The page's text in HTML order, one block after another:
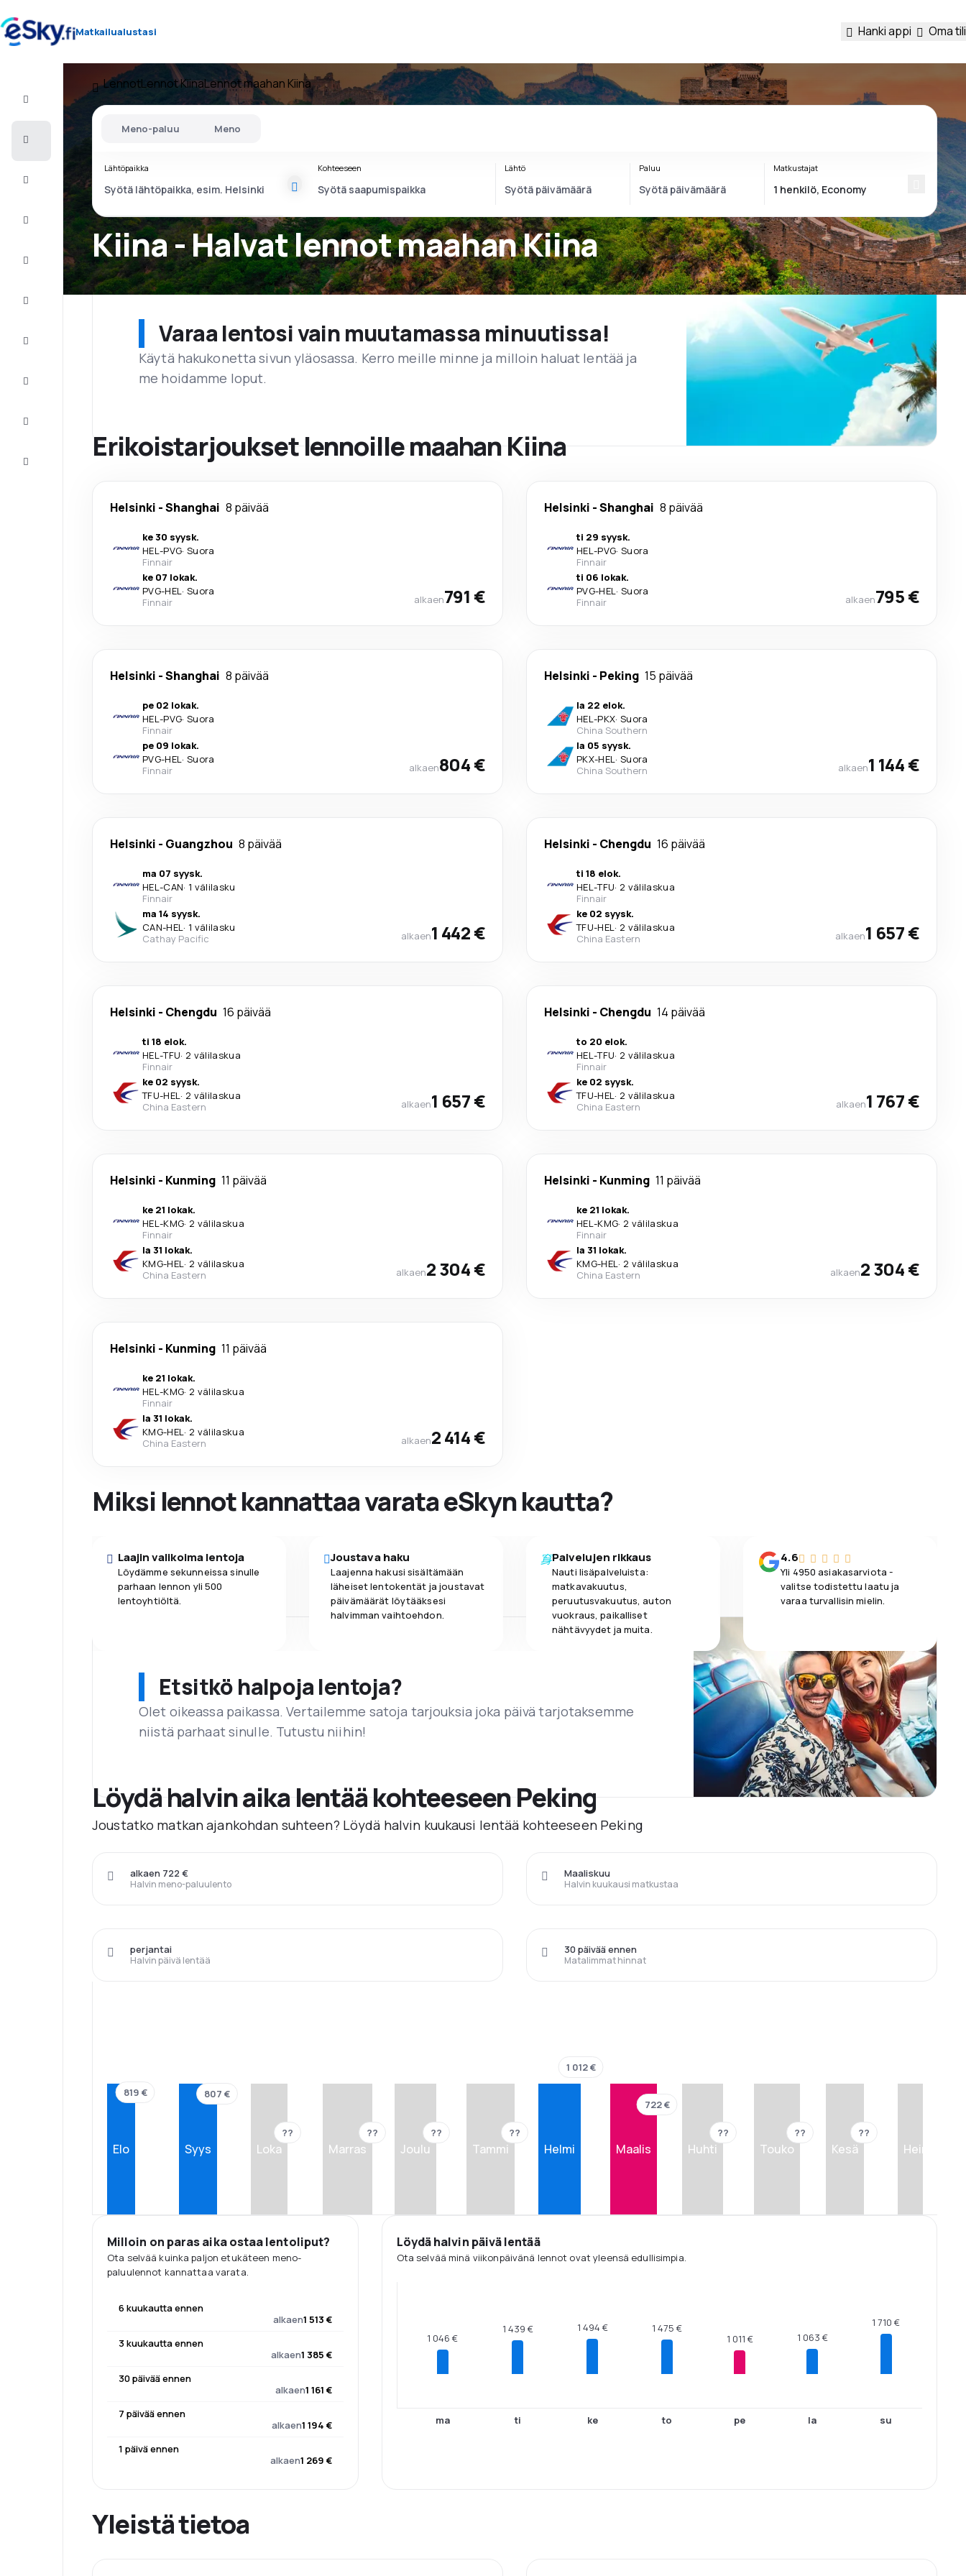
Matkailualustasi Hanki appi Oma tili
Lento+Hotelli
Lomamatkat
Äkkilähdöt
Kaupunkilomat
LennotLennot KiinaLennot maahan Kiina
Kiina - Halvat lennot maahan Kiina
Meno-paluu Meno
Lähtöpaikka Kohteeseen Lähtö Paluu Matkustajat
Varaa lentosi vain muutamassa minuutissa!
Käytä hakukonetta sivun yläosassa. Kerro meille minne ja milloin haluat lentää ja
me hoidamme loput.
Erikoistarjoukset lennoille maahan Kiina
Helsinki -Shanghai 8 päivää
ke 30 syysk.
HEL-PVG· Suora
Finnair
ke 07 lokak.
PVG-HEL· Suora
Finnair
alkaen791 €
Helsinki -Shanghai 8 päivää
ti 29 syysk.
HEL-PVG· Suora
Finnair
ti 06 lokak.
PVG-HEL· Suora
Finnair
alkaen795 €
Helsinki -Shanghai 8 päivää
pe 02 lokak.
HEL-PVG· Suora
Finnair
pe 09 lokak.
PVG-HEL· Suora
Finnair
alkaen804 €
Helsinki - Peking 15 päivää
la 22 elok.
HEL-PKX· Suora
China Southern
la 05 syysk.
PKX-HEL· Suora
China Southern
alkaen1 144 €
Helsinki - Guangzhou 8 päivää
ma 07 syysk.
HEL-CAN· 1 välilasku
Finnair
ma 14 syysk.
CAN-HEL· 1 välilasku
Cathay Pacific
alkaen1 442 €
Helsinki - Chengdu 16 päivää
ti 18 elok.
HEL-TFU· 2 välilaskua
Finnair
ke 02 syysk.
TFU-HEL· 2 välilaskua
China Eastern
alkaen1 657 €
Helsinki - Chengdu 16 päivää
ti 18 elok.
HEL-TFU· 2 välilaskua
Finnair
ke 02 syysk.
TFU-HEL· 2 välilaskua
China Eastern
alkaen1 657 €
Helsinki - Chengdu 14 päivää
to 20 elok.
HEL-TFU· 2 välilaskua
Finnair
ke 02 syysk.
TFU-HEL· 2 välilaskua
China Eastern
alkaen1 767 €
Helsinki - Kunming 11 päivää
ke 21 lokak.
HEL-KMG· 2 välilaskua
Finnair
la 31 lokak.
KMG-HEL· 2 välilaskua
China Eastern
alkaen2 304 €
Helsinki - Kunming 11 päivää
ke 21 lokak.
HEL-KMG· 2 välilaskua
Finnair
la 31 lokak.
KMG-HEL· 2 välilaskua
China Eastern
alkaen2 304 €
Helsinki - Kunming 11 päivää
ke 21 lokak.
HEL-KMG· 2 välilaskua
Finnair
la 31 lokak.
KMG-HEL· 2 välilaskua
China Eastern
alkaen2 414 €
Miksi lennot kannattaa varata eSkyn kautta?
Laajin valikoima lentoja
Löydämme sekunneissa sinulle
parhaan lennon yli 500
lentoyhtiöltä.
Joustava haku
Laajenna hakusi sisältämään
läheiset lentokentät ja joustavat
päivämäärät löytääksesi
halvimman vaihtoehdon.
Palvelujen rikkaus
Nauti lisäpalveluista:
matkavakuutus,
peruutusvakuutus, auton
vuokraus, paikalliset
nähtävyydet ja muita.
4.6
Yli 4950 asiakasarviota -
valitse todistettu laatu ja
varaa turvallisin mielin.
Etsitkö halpoja lentoja?
Olet oikeassa paikassa. Vertailemme satoja tarjouksia joka päivä tarjotaksemme
niistä parhaat sinulle. Tutustu niihin!
Löydä halvin aika lentää kohteeseen Peking
Joustatko matkan ajankohdan suhteen? Löydä halvin kuukausi lentää kohteeseen Peking
Halvin meno-paluulento
alkaen 722 €
Halvin kuukausi matkustaa
Maaliskuu
Halvin päivä lentää
perjantai
Matalimmat hinnat
30 päivää ennen
Elo
819 €
Syys
807 €
Loka
??
Marras
??
Joulu
??
Tammi
??
Helmi
1 012 €
Maalis
722 €
Huhti
??
Touko
??
Kesä
??
Heinä
Milloin on paras aika ostaa lentoliput?
Ota selvää kuinka paljon etukäteen meno-
paluulennot kannattaa varata.
6 kuukautta ennen
alkaen1 513 €
3 kuukautta ennen
alkaen1 385 €
30 päivää ennen
alkaen1 161 €
7 päivää ennen
alkaen1 194 €
1 päivä ennen
alkaen1 269 €
Löydä halvin päivä lentää
Ota selvää minä viikonpäivänä lennot ovat yleensä edullisimpia.
1 046 €
ma
1 439 €
ti
1 494 €
ke
1 475 €
to
1 011 €
pe
1 063 €
la
1 710 €
su
Yleistä tietoa